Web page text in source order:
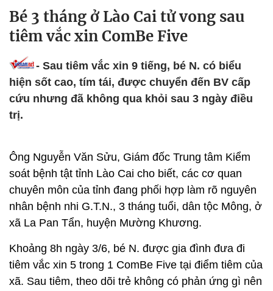
Bé 3 tháng ở Lào Cai tử vong sau
tiêm vắc xin ComBe Five
- Sau tiêm vắc xin 9 tiếng, bé N. có biểu
hiện sốt cao, tím tái, được chuyển đến BV cấp
cứu nhưng đã không qua khỏi sau 3 ngày điều
trị.
Ông Nguyễn Văn Sửu, Giám đốc Trung tâm Kiểm
soát bệnh tật tỉnh Lào Cai cho biết, các cơ quan
chuyên môn của tỉnh đang phối hợp làm rõ nguyên
nhân bệnh nhi G.T.N., 3 tháng tuổi, dân tộc Mông, ở
xã La Pan Tẩn, huyện Mường Khương.
Khoảng 8h ngày 3/6, bé N. được gia đình đưa đi
tiêm vắc xin 5 trong 1 ComBe Five tại điểm tiêm của
xã. Sau tiêm, theo dõi trẻ không có phản ứng gì nên